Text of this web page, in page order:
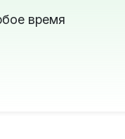
время